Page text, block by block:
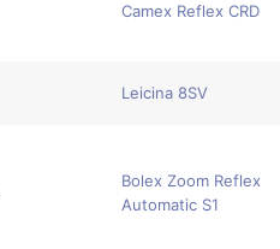
Camex Reflex CRD
Leicina 8SV
Bolex Zoom Reflex
Automatic S1